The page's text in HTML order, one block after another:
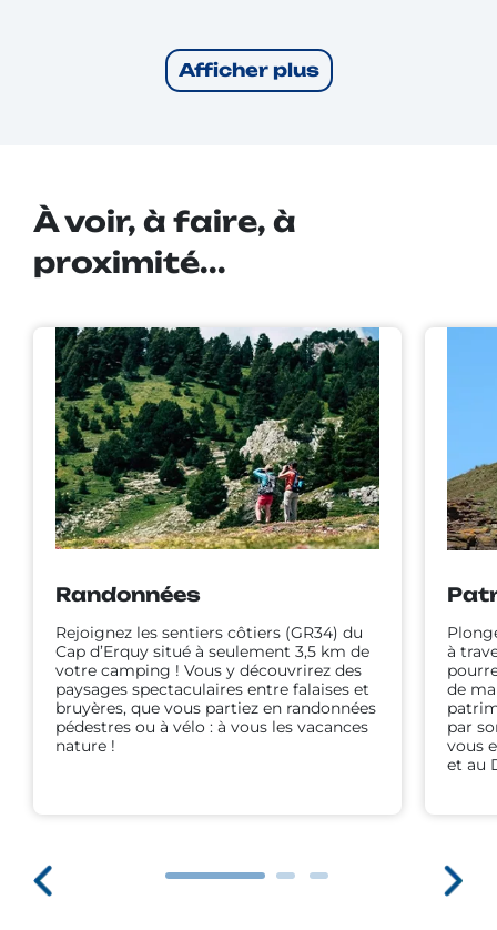
Afficher plus
À voir, à faire, à
proximité...
Randonnées
Rejoignez les sentiers côtiers (GR34) du
Cap d’Erquy situé à seulement 3,5 km de
votre camping ! Vous y découvrirez des
paysages spectaculaires entre falaises et
bruyères, que vous partiez en randonnées
pédestres ou à vélo : à vous les vacances
nature !
à
de
par
vous
et au